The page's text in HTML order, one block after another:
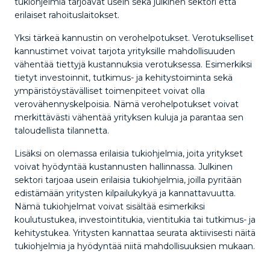
erilaiset rahoituslaitokset.
Yksi tärkeä kannustin on verohelpotukset. Verotukselliset
kannustimet voivat tarjota yrityksille mahdollisuuden
vähentää tiettyjä kustannuksia verotuksessa. Esimerkiksi
tietyt investoinnit, tutkimus- ja kehitystoiminta sekä
ympäristöystävälliset toimenpiteet voivat olla
verovähennyskelpoisia. Nämä verohelpotukset voivat
merkittävästi vähentää yrityksen kuluja ja parantaa sen
taloudellista tilannetta.
Lisäksi on olemassa erilaisia tukiohjelmia, joita yritykset
voivat hyödyntää kustannusten hallinnassa. Julkinen
sektori tarjoaa usein erilaisia tukiohjelmia, joilla pyritään
edistämään yritysten kilpailukykyä ja kannattavuutta.
Nämä tukiohjelmat voivat sisältää esimerkiksi
koulutustukea, investointitukia, vientitukia tai tutkimus- ja
kehitystukea. Yritysten kannattaa seurata aktiivisesti näitä
tukiohjelmia ja hyödyntää niitä mahdollisuuksien mukaan.